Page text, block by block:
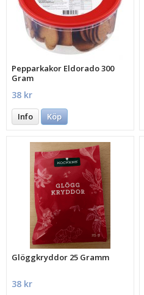
Pepparkakor Eldorado 300
Gram
38 kr
Info Köp
Glöggkryddor 25 Gramm
38 kr